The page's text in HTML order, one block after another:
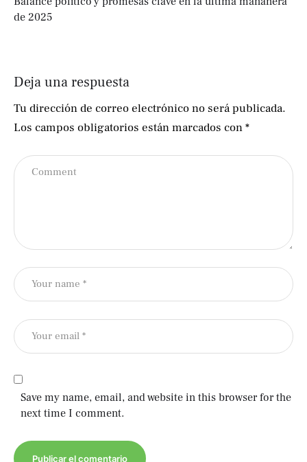
de 2025
Deja una respuesta
Tu dirección de correo electrónico no será publicada.
Los campos obligatorios están marcados con*
Save my name, email, and website in this browser for the
next time I comment.